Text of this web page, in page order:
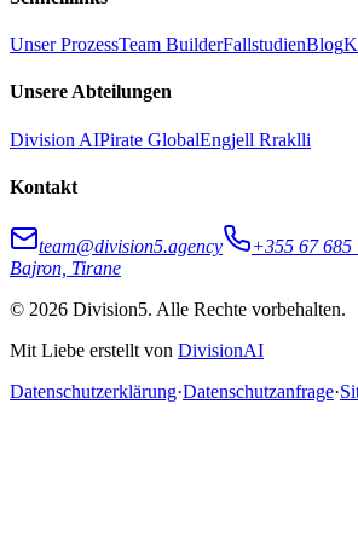
Unser ProzessTeam BuilderFallstudienBlog
Unsere Abteilungen
Division AIPirate GlobalEngjell Rraklli
Kontakt
team@division5.agency +355 67 685
Bajron, Tirane
© 2026 Division5. Alle Rechte vorbehalten.
Mit Liebe erstellt von DivisionAI
Datenschutzerklärung·Datenschutzanfrage·